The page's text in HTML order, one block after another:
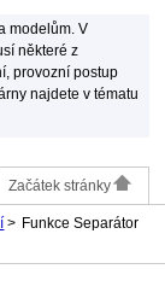
modelům. V
některé z
provozní postup
najdete v tématu
Začátek stránky
Funkce Separátor